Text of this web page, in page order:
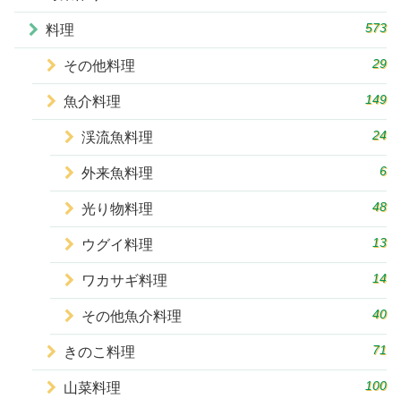
料理 573
その他料理 29
魚介料理 149
渓流魚料理 24
外来魚料理 6
光り物料理 48
ウグイ料理 13
ワカサギ料理 14
その他魚介料理 40
きのこ料理 71
山菜料理 100